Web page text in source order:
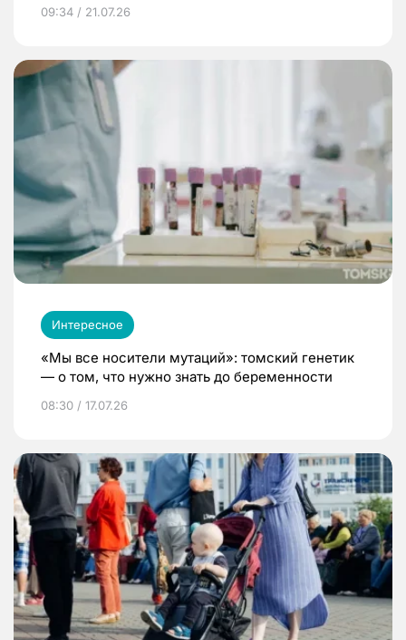
09:34 / 21.07.26
Интересное
«Мы все носители мутаций»: томский генетик
— о том, что нужно знать до беременности
08:30 / 17.07.26